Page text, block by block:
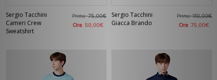
Sergio Tacchini
Cameri Crew
Sweatshirt
Prima75,00€
Ora 50,00€
Sergio Tacchini
Giacca Brando
Prima110,00€
Ora 75,00€